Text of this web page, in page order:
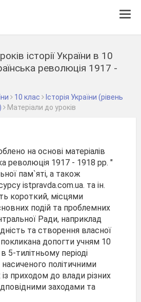
історії України в 10
революція 1917 -
10 клас
Історія України (рівень
Матеріали до уроків
на основі матеріалів
революція 1917 - 1918 рр. "
пам`яті, а також
istpravda.com.ua. та ін.
короткий, місцями
подій та проблемних
Ради, наприклад
та створення власної
допогти учням 10
5-тилітньому періоді
насиченого політичними
приходом до влади різних
заходами та